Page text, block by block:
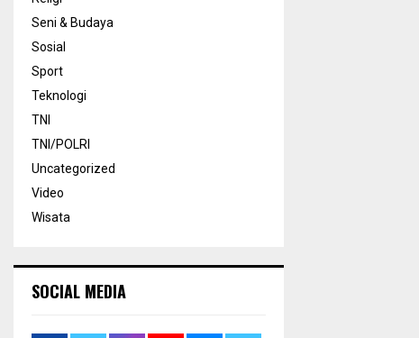
Seni & Budaya
Sosial
Sport
Teknologi
TNI
TNI/POLRI
Uncategorized
Video
Wisata
SOCIAL MEDIA